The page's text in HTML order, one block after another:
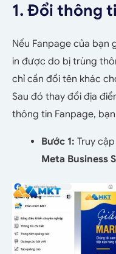
1. Đổi thông
Nếu Fanpage của bạn
in được do bị trùng
chỉ cần đổi tên khác
Sau đó thay đổi địa
thông tin Fanpage,
Bước 1: Truy
Meta Business